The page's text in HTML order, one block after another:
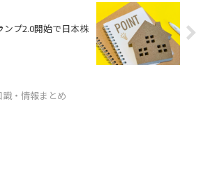
ンプ2.0開始で日本株
識・情報まとめ